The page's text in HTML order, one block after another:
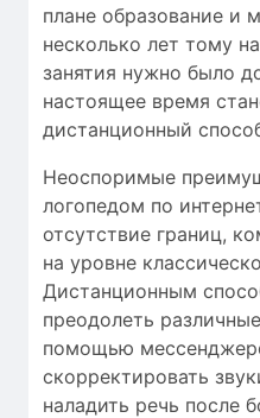
плане образование и
несколько лет тому
занятия нужно было
настоящее время
дистанционный
Неоспоримые
логопедом по
отсутствие границ,
на уровне
Дистанционным
преодолеть
помощью
скорректировать
наладить речь после